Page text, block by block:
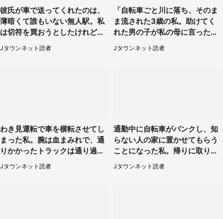
彼氏が車で送ってくれたのは、
薄暗くて誰もいない無人駅。私
は切符を買おうとしたけれど
（山形県・20代女性）
Jタウンネット読者
「自転車ごと川に落ち、そのま
ま流された3歳の私。助けてく
れた男の子が私の母に言ったの
は...」（千葉県・20代女性）
Jタウンネット読者
わき見運転で車を横転させてし
まった私。腕は血まみれで、通
りかかったトラックは通り過ぎ
ていき...（福岡県・30代女性）
Jタウンネット読者
通勤中に自転車がパンクし、知
らない人の家に置かせてもらう
ことになった私。帰りに取りに
行くと、なんと...（東京都・40
代女性）
Jタウンネット読者